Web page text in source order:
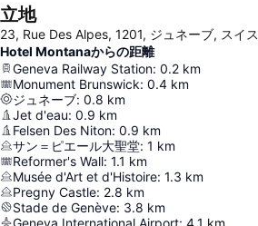
立地
23, Rue Des Alpes, 1201, ジュネーブ, スイス
Hotel Montanaからの距離
Geneva Railway Station: 0.2 km
Monument Brunswick: 0.4 km
ジュネーブ: 0.8 km
Jet d'eau: 0.9 km
Felsen Des Niton: 0.9 km
サン＝ピエール大聖堂: 1 km
Reformer's Wall: 1.1 km
Musée d'Art et d'Histoire: 1.3 km
Pregny Castle: 2.8 km
Stade de Genève: 3.8 km
Geneva International Airport: 4.1 km